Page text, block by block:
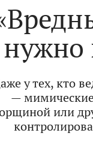
нужно
у тех, кто
—
или